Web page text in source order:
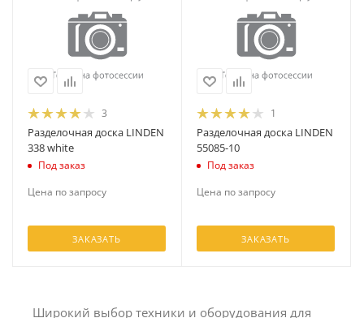
3
Разделочная доска LINDEN
338 white
Под заказ
Цена по запросу
ЗАКАЗАТЬ
1
Разделочная доска LINDEN
55085-10
Под заказ
Цена по запросу
ЗАКАЗАТЬ
Широкий выбор техники и оборудования для